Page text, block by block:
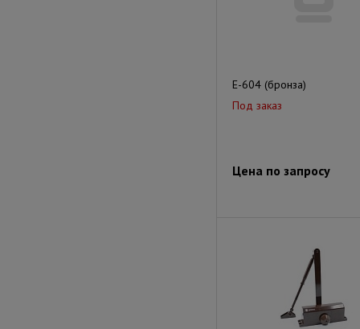
E-604 (бронза)
Под заказ
Цена по запросу